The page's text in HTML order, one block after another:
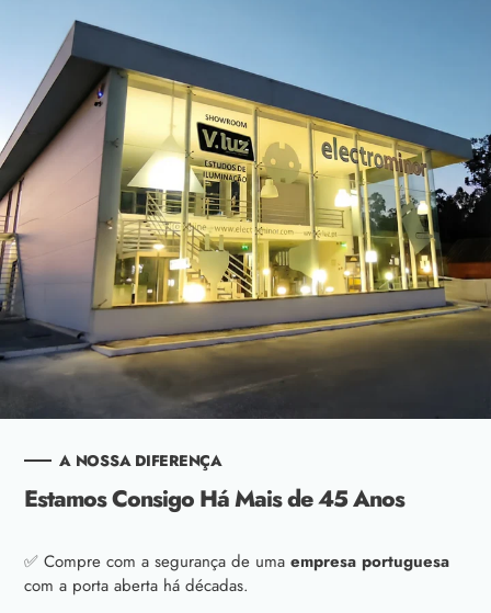
A NOSSA DIFERENÇA
Estamos Consigo Há Mais de 45 Anos
✅ Compre com a segurança de uma empresa portuguesa
com a porta aberta há décadas.